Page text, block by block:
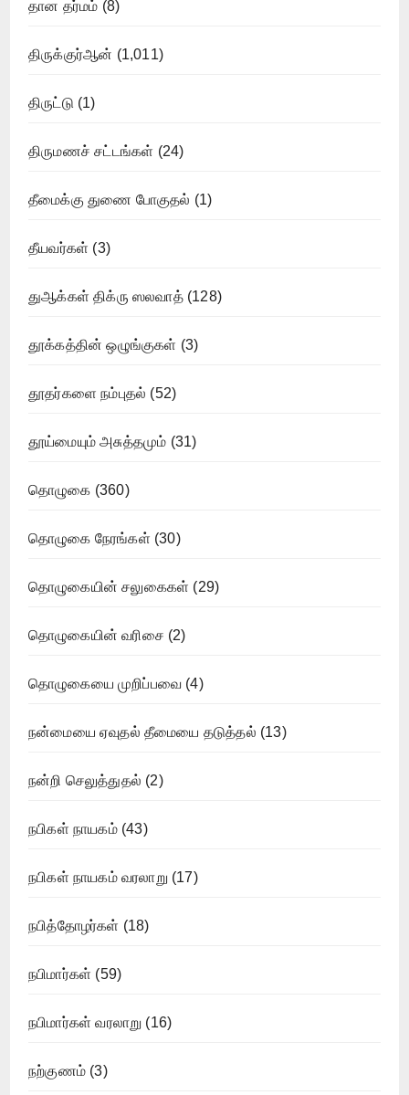
தான தர்மம் (8)
திருக்குர்ஆன் (1,011)
திருட்டு (1)
திருமணச் சட்டங்கள் (24)
தீமைக்கு துணை போகுதல் (1)
தீயவர்கள் (3)
துஆக்கள் திக்ரு ஸலவாத்(128)
தூக்கத்தின் ஒழுங்குகள் (3)
தூதர்களை நம்புதல் (52)
தூய்மையும் அசுத்தமும் (31)
தொழுகை (360)
தொழுகை நேரங்கள் (30)
தொழுகையின் சலுகைகள் (29)
தொழுகையின் வரிசை (2)
தொழுகையை முறிப்பவை (4)
நன்மையை ஏவுதல் தீமையை தடுத்தல் (13)
நன்றி செலுத்துதல் (2)
நபிகள் நாயகம்(43)
நபிகள் நாயகம் வரலாறு (17)
நபித்தோழர்கள் (18)
நபிமார்கள் (59)
நபிமார்கள் வரலாறு (16)
நற்குணம் (3)